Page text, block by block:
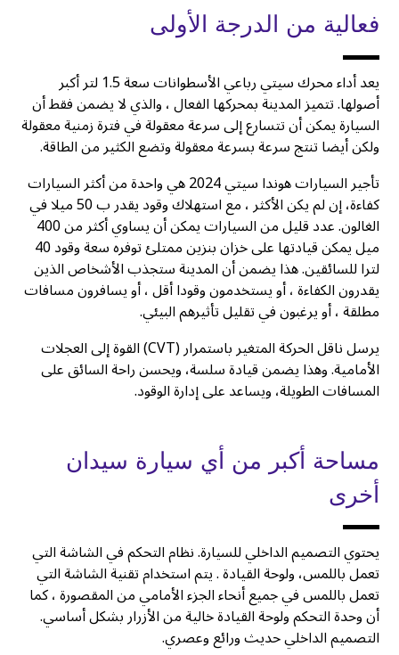
فعالية من الدرجة الأولى
يعد أداء محرك سيتي رباعي الأسطوانات سعة 1.5 لتر أكبر
أصولها. تتميز المدينة بمحركها الفعال ، والذي لا يضمن فقط أن
السيارة يمكن أن تتسارع إلى سرعة معقولة في فترة زمنية معقولة
ولكن أيضا تنتج سرعة بسرعة معقولة وتضع الكثير من الطاقة.
تأجير السيارات هوندا سيتي 2024 هي واحدة من أكثر السيارات
كفاءة، إن لم يكن الأكثر ، مع استهلاك وقود يقدر ب 50 ميلا في
الغالون. عدد قليل من السيارات يمكن أن يساوي أكثر من 400
ميل يمكن قيادتها على خزان بنزين ممتلئ توفره سعة وقود 40
لترا للسائقين. هذا يضمن أن المدينة ستجذب الأشخاص الذين
يقدرون الكفاءة ، أو يستخدمون وقودا أقل ، أو يسافرون مسافات
مطلقة ، أو يرغبون في تقليل تأثيرهم البيئي.
يرسل ناقل الحركة المتغير باستمرار (CVT) القوة إلى العجلات
الأمامية. وهذا يضمن قيادة سلسة، ويحسن راحة السائق على
المسافات الطويلة، ويساعد على إدارة الوقود.
مساحة أكبر من أي سيارة سيدان
أخرى
يحتوي التصميم الداخلي للسيارة. نظام التحكم في الشاشة التي
تعمل باللمس، ولوحة القيادة . يتم استخدام تقنية الشاشة التي
تعمل باللمس في جميع أنحاء الجزء الأمامي من المقصورة ، كما
أن وحدة التحكم ولوحة القيادة خالية من الأزرار بشكل أساسي.
التصميم الداخلي حديث ورائع وعصري.